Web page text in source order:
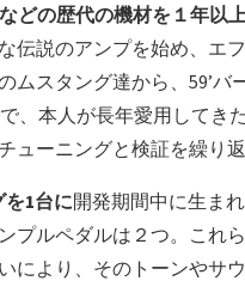
どの歴代の機材を１年以
伝説のアンプを始め、エ
ムスタング達から、59’
、本人が長年愛用してき
ューニングと検証を繰り返
1台に開発期間中に生ま
プルペダルは２つ。これ
により、そのトーンやサ